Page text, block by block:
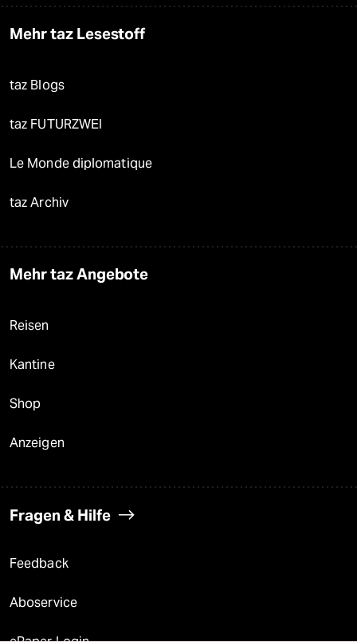
Mehr taz Lesestoff
taz Blogs
taz FUTURZWEI
Le Monde diplomatique
taz Archiv
Mehr taz Angebote
Reisen
Kantine
Shop
Anzeigen
Fragen & Hilfe
Feedback
Aboservice